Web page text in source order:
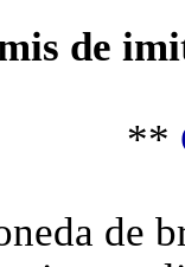
de
**
de